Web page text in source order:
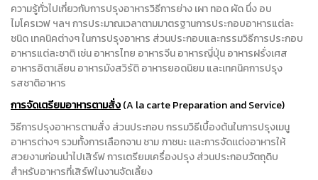
ความรู้ทั่วไปเกี่ยวกับการปรุงอาหารวิธีการย่าง เผา ทอด ผัด นึ่ง อบ
ไมโครเวฟ ฯลฯ การประมาณเวลาตามมาตรฐานการประกอบอาหารแต่ละ
ชนิด เทคนิคต่างๆ ในการปรุงอาหาร ส่วนประกอบและกรรมวิธีการประกอบ
อาหารแต่ละชาติ เช่น อาหารไทย อาหารจีน อาหารญี่ปุ่น อาหารฝรั่งเศส
อาหารอิตาเลียน อาหารมังสวิรัติ อาหารยอดนิยม และเทคนิคการปรุง
รสชาติอาหาร
การจัดเตรียมอาหารตามสั่ง(A la carte Preparation and Service)
วิธีการปรุงอาหารตามสั่ง ส่วนประกอบ กรรมวิธีเบื้องต้นในการปรุงเมนู
อาหารต่างๆ รวมทั้งการเลือกจาน ชาม ภาชนะ เเละการจัดเเต่งอาหารให้
สวยงามก่อนนำไปเสิร์ฟ การเตรียมเครื่องปรุง ส่วนประกอบวัตถุดิบ
สำหรับอาหารที่เสิร์ฟในงานจัดเลี้ยง